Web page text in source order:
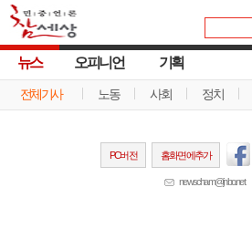
뉴스
전체기사 노동 사회 정치
오피니언 기획
PC버전 홈화면에추가
newscham@jinbo.net